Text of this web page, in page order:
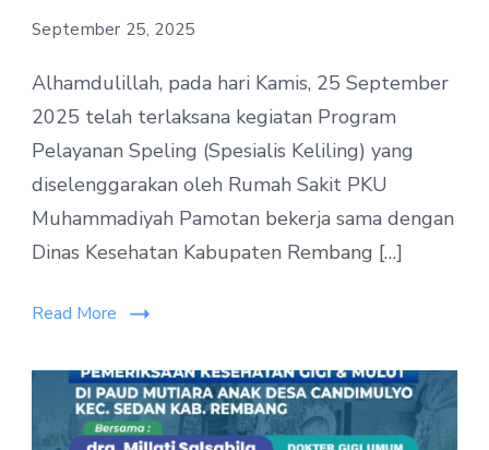
September 25, 2025
Alhamdulillah, pada hari Kamis, 25 September
2025 telah terlaksana kegiatan Program
Pelayanan Speling (Spesialis Keliling) yang
diselenggarakan oleh Rumah Sakit PKU
Muhammadiyah Pamotan bekerja sama dengan
Dinas Kesehatan Kabupaten Rembang […]
Read More